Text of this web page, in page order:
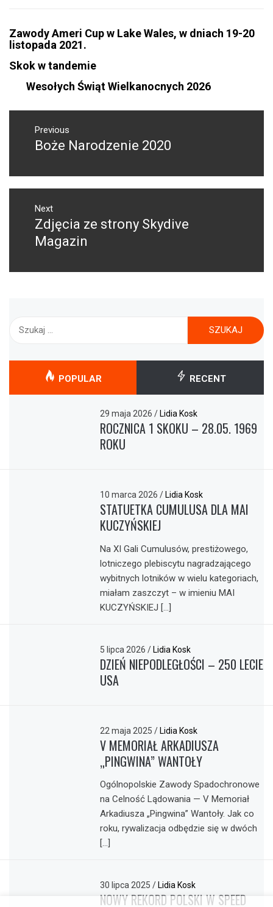
Zawody Ameri Cup w Lake Wales, w dniach 19-20
listopada 2021.
Skok w tandemie
Wesołych Świąt Wielkanocnych 2026
NAWIGACJA
WPISUPrevious
Previous
Boże Narodzenie 2020
Next
Next
post:
Zdjęcia ze strony Skydive
Magazin
POPULAR RECENT
29 maja 2026/ Lidia Kosk
ROCZNICA 1 SKOKU – 28.05. 1969
ROKU
10 marca 2026/ Lidia Kosk
STATUETKA CUMULUSA DLA MAI
KUCZYŃSKIEJ
Na XI Gali Cumulusów, prestiżowego,
lotniczego plebiscytu nagradzającego
wybitnych lotników w wielu kategoriach,
miałam zaszczyt – w imieniu MAI
KUCZYŃSKIEJ […]
5 lipca 2026/ Lidia Kosk
DZIEŃ NIEPODLEGŁOŚCI – 250 LECIE
USA
22 maja 2025/ Lidia Kosk
V MEMORIAŁ ARKADIUSZA
„PINGWINA” WANTOŁY
Ogólnopolskie Zawody Spadochronowe
na Celność Lądowania — V Memoriał
Arkadiusza „Pingwina” Wantoły. Jak co
roku, rywalizacja odbędzie się w dwóch
[…]
30 lipca 2025/ Lidia Kosk
NOWY REKORD POLSKI W SPEED